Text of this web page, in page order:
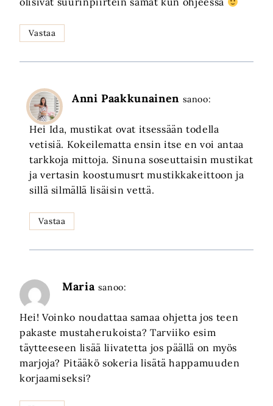
Vastaa
Anni Paakkunainen sanoo:
Hei Ida, mustikat ovat itsessään todella
vetisiä. Kokeilematta ensin itse en voi antaa
tarkkoja mittoja. Sinuna soseuttaisin mustikat
ja vertasin koostumusrt mustikkakeittoon ja
sillä silmällä lisäisin vettä.
Vastaa
Maria sanoo:
Hei! Voinko noudattaa samaa ohjetta jos teen
pakaste mustaherukoista? Tarviiko esim
täytteeseen lisää liivatetta jos päällä on myös
marjoja? Pitääkö sokeria lisätä happamuuden
korjaamiseksi?